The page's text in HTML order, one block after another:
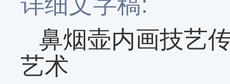
鼻烟壶内画技艺
艺术